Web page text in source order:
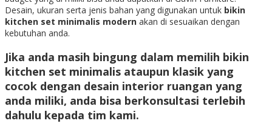
Desain, ukuran serta jenis bahan yang digunakan untuk bikin
kitchen set minimalis modern akan di sesuaikan dengan
kebutuhan anda.
Jika anda masih bingung dalam memilih bikin
kitchen set minimalis ataupun klasik yang
cocok dengan desain interior ruangan yang
anda miliki, anda bisa berkonsultasi terlebih
dahulu kepada tim kami.